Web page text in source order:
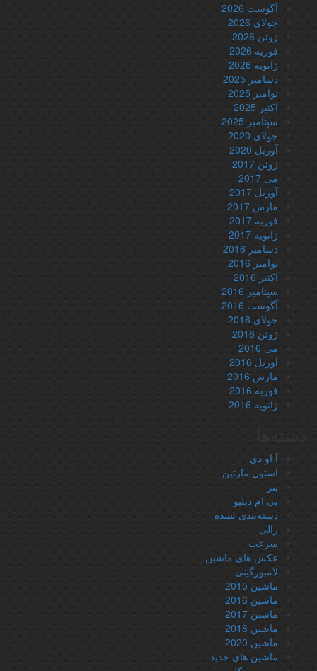
آگوست 2026
جولای 2026
ژوئن 2026
فوریه 2026
ژانویه 2026
دسامبر 2025
نوامبر 2025
اکتبر 2025
سپتامبر 2025
جولای 2020
آوریل 2020
ژوئن 2017
می 2017
آوریل 2017
مارس 2017
فوریه 2017
ژانویه 2017
دسامبر 2016
نوامبر 2016
اکتبر 2016
سپتامبر 2016
آگوست 2016
جولای 2016
ژوئن 2016
می 2016
آوریل 2016
مارس 2016
فوریه 2016
ژانویه 2016
آ او دی
استون مارتین
بی ام دبلیو
دسته‌بندی نشده
رالی
سرعت
عکس های ماشین
لامبورگینی
ماشین 2015
ماشین 2016
ماشین 2017
ماشین 2018
ماشین 2020
ماشین های جدید